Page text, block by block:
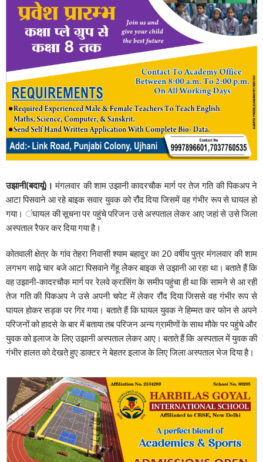
उझानी(बदायूं)। मंगलवार की शाम उझानी कादरचौक मार्ग पर तेज गति की पिकअप ने
आटा पिसवाने आ रहे बाइक सवार युवक को रौंद दिया जिसमें वह गंभीर रूप से घायल हो
गया। ंघायल की सूचना पर पहुंचे परिजन उसे अस्पताल लेकर आए जहां से उसे जिला
अस्पताल रैफर कर दिया गया है।
कोतवाली क्षेत्र के गांव तेहरा निवासी श्याम बहादुर का 20 वर्षीय पुत्र मंगलवार की शाम
लगभग साढ़े चार बजे आटा पिसवाने गेंहू लेेकर बाइक से उझानी आ रहा था। बताते हैं कि
वह उझानी-कादरचौक मार्ग पर रेलवे क्रासिंग के समीप पहुंचा ही था कि सामने से आ रही
तेज गति की पिकअप ने उसे अपनी चपेट में लेकर रौंद दिया जिससे वह गंभीर रूप से
घायल होकर सड़क पर गिर गया। बताते हैं कि घायल युवक ने हिम्मत कर फोन से अपने
परिजनों को हादसे के बार में बताया तब परिजन अन्य ग्रामीणों के साथ मौके पर पहुंचे और
युवक को इलाज के लिए उझानी अस्पताल लेकर आए। बताते हैं कि अस्पताल में युवक की
गंभीर हालत को देखते हुए डाक्टर ने बेहतर इलाज के लिए जिला अस्पताल भेज दिया है।